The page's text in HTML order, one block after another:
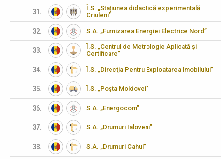
31.
Î.S. „Stațiunea didactică experimentală
Criuleni”
32. S.A. „Furnizarea Energiei Electrice Nord”
33.
Î.S. „Centrul de Metrologie Aplicată şi
Certificare”
34. Î.S. „Direcţia Pentru Exploatarea Imobilului”
35. Î.S. „Poşta Moldovei”
36. S.A. „Energocom”
37. S.A. „Drumuri Ialoveni”
38. S.A. „Drumuri Cahul”